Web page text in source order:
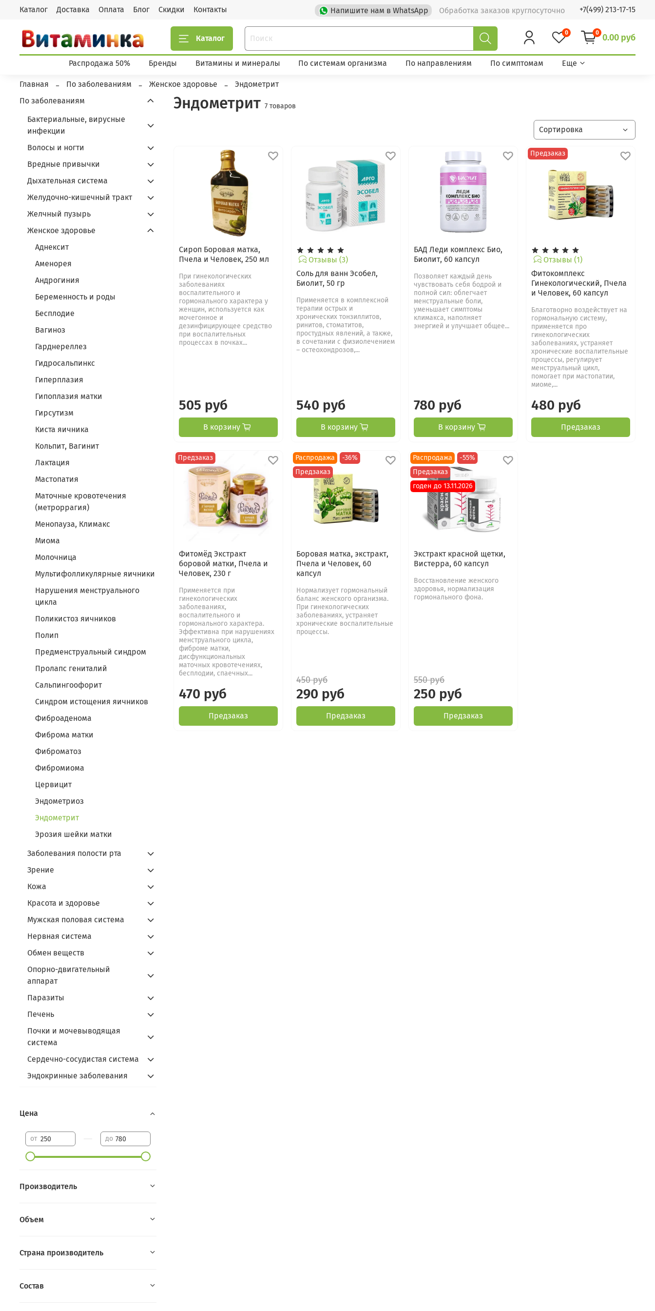
Каталог Доставка Оплата Блог Скидки Контакты Напишите нам в WhatsApp Обработка заказов круглосуточно +7(499) 213-17-15
Каталог
0 0 0.00 руб
Распродажа 50% Бренды Витамины и минералы По системам организма По направлениям По симптомам Еще
Главная По заболеваниям Женское здоровье Эндометрит
Эндометрит 7 товаров
Сироп Боровая матка,
Пчела и Человек, 250 мл
При гинекологических
заболеваниях
воспалительного и
гормонального характера у
женщин, используется как
мочегонное и
дезинфицирующее средство
при воспалительных
процессах в почках...
505 руб
В корзину
Отзывы (3)
Соль для ванн Эсобел,
Биолит, 50 гр
Применяется в комплексной
терапии острых и
хронических тонзиллитов,
ринитов, стоматитов,
простудных явлений, а также,
в сочетании с физиолечением
– остеохондрозов,...
540 руб
В корзину
БАД Леди комплекс Био,
Биолит, 60 капсул
Позволяет каждый день
чувствовать себя бодрой и
полной сил: облегчает
менструальные боли,
уменьшает симптомы
климакса, наполняет
энергией и улучшает общее...
780 руб
В корзину
Предзаказ
Отзывы (1)
Фитокомплекс
Гинекологический, Пчела
и Человек, 60 капсул
Благотворно воздействует на
гормональную систему,
применяется про
гинекологических
заболеваниях, устраняет
хронические воспалительные
процессы, регулирует
менструальный цикл,
помогает при мастопатии,
миоме,...
480 руб
Предзаказ
Предзаказ
Фитомёд Экстракт
боровой матки, Пчела и
Человек, 230 г
Применяется при
гинекологических
заболеваниях,
воспалительного и
гормонального характера.
Эффективна при нарушениях
менструального цикла,
фиброме матки,
дисфункциональных
маточных кровотечениях,
бесплодии, спаечных...
470 руб
Предзаказ
Распродажа
-36%
Предзаказ
Боровая матка, экстракт,
Пчела и Человек, 60
капсул
Нормализует гормональный
баланс женского организма.
При гинекологических
заболеваниях, устраняет
хронические воспалительные
процессы.
450 руб
290 руб
Предзаказ
Распродажа
-55%
Предзаказ
годен до 13.11.2026
Экстракт красной щетки,
Вистерра, 60 капсул
Восстановление женского
здоровья, нормализация
гормонального фона.
550 руб
250 руб
Предзаказ
По заболеваниям
Бактериальные, вирусные
инфекции
Волосы и ногти
Вредные привычки
Дыхательная система
Желудочно-кишечный тракт
Желчный пузырь
Женское здоровье
Аднексит
Аменорея
Андрогиния
Беременность и роды
Бесплодие
Вагиноз
Гарднереллез
Гидросальпинкс
Гиперплазия
Гипоплазия матки
Гирсутизм
Киста яичника
Кольпит, Вагинит
Лактация
Мастопатия
Маточные кровотечения
(метроррагия)
Менопауза, Климакс
Миома
Молочница
Мультифолликулярные яичники
Нарушения менструального
цикла
Поликистоз яичников
Полип
Предменструальный синдром
Пролапс гениталий
Сальпингоофорит
Синдром истощения яичников
Фиброаденома
Фиброма матки
Фиброматоз
Фибромиома
Цервицит
Эндометриоз
Эндометрит
Эрозия шейки матки
Заболевания полости рта
Зрение
Кожа
Красота и здоровье
Мужская половая система
Нервная система
Обмен веществ
Опорно-двигательный
аппарат
Паразиты
Печень
Почки и мочевыводящая
система
Сердечно-сосудистая система
Эндокринные заболевания
Цена
от до
Производитель
Объем
Страна производитель
Состав